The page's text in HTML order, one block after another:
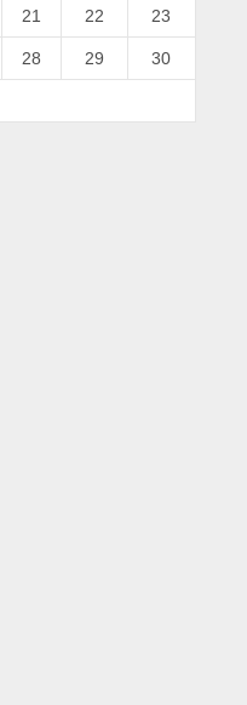
21 22 23
28 29 30